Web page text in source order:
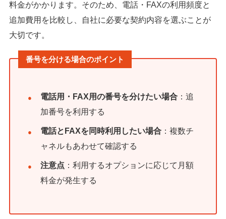
料金がかかります。そのため、電話・FAXの利用頻度と
追加費用を比較し、自社に必要な契約内容を選ぶことが
大切です。
番号を分ける場合のポイント
電話用・FAX用の番号を分けたい場合：追
加番号を利用する
電話とFAXを同時利用したい場合：複数チ
ャネルもあわせて確認する
注意点 ：利用するオプションに応じて月額
料金が発生する